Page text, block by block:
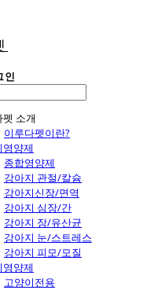
인
소개
이루다펫이란?
양제
종합영양제
강아지 관절/칼슘
강아지신장/면역
강아지 심장/간
강아지 장/유산균
강아지 눈/스트레스
강아지 피모/모질
양제
고양이전용